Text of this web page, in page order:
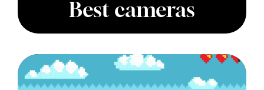
Best cameras